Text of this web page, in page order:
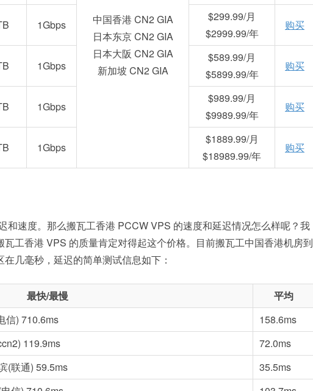
中国香港 CN2 GIA
日本东京 CN2 GIA
日本大阪 CN2 GIA
新加坡 CN2 GIA
1Gbps
$299.99/月
$2999.99/年
购买
1Gbps
$589.99/月
$5899.99/年
购买
1Gbps
$989.99/月
$9989.99/年
购买
1Gbps
$1889.99/月
$18989.99/年
购买
和速度。那么搬瓦工香港 PCCW VPS 的速度和延迟情况怎么样呢？我
工香港 VPS 的质量肯定对得起这个价格。目前搬瓦工中国香港机房到
几毫秒，延迟的简单测试信息如下：
最快/最慢
平均
信) 710.6ms
158.6ms
119.9ms
72.0ms
(联通) 59.5ms
35.5ms